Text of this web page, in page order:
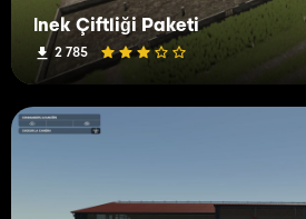
İnek Çiftliği Paketi
2 785